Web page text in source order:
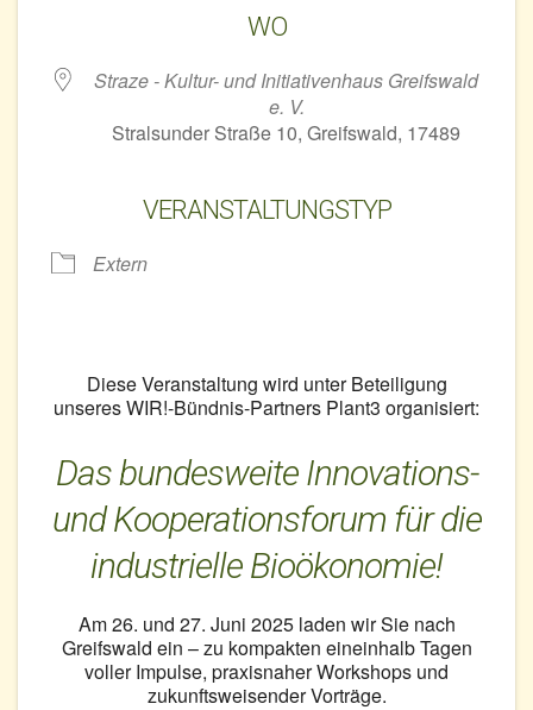
WO
Straze - Kultur- und Initiativenhaus Greifswald
e. V.
Stralsunder Straße 10, Greifswald, 17489
VERANSTALTUNGSTYP
Extern
Diese Veranstaltung wird unter Beteiligung
unseres WIR!-Bündnis-Partners Plant3 organisiert:
Das bundesweite Innovations-
und Kooperationsforum für die
industrielle Bioökonomie!
Am 26. und 27. Juni 2025 laden wir Sie nach
Greifswald ein – zu kompakten eineinhalb Tagen
voller Impulse, praxisnaher Workshops und
zukunftsweisender Vorträge.